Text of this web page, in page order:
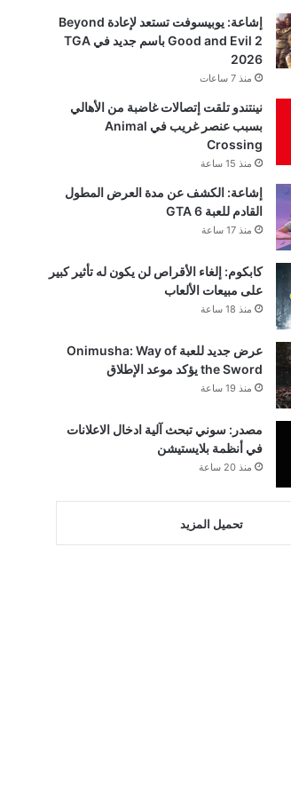
إشاعة: يوبيسوفت تستعد لإعادة Beyond
Good and Evil 2 باسم جديد في TGA
2026
منذ 7 ساعات
نينتندو تلقت إتصالات غاضبة من الأهالي
بسبب عنصر غريب في Animal
Crossing
منذ 15 ساعة
إشاعة: الكشف عن مدة العرض المطول
القادم للعبة GTA 6
منذ 17 ساعة
كابكوم: إلغاء الأقراص لن يكون له تأثير كبير
على مبيعات الألعاب
منذ 18 ساعة
عرض جديد للعبة Onimusha: Way of
the Sword يؤكد موعد الإطلاق
منذ 19 ساعة
مصدر: سوني تبحث آلية ادخال الاعلانات
في أنظمة بلايستيشن
منذ 20 ساعة
تحميل المزيد